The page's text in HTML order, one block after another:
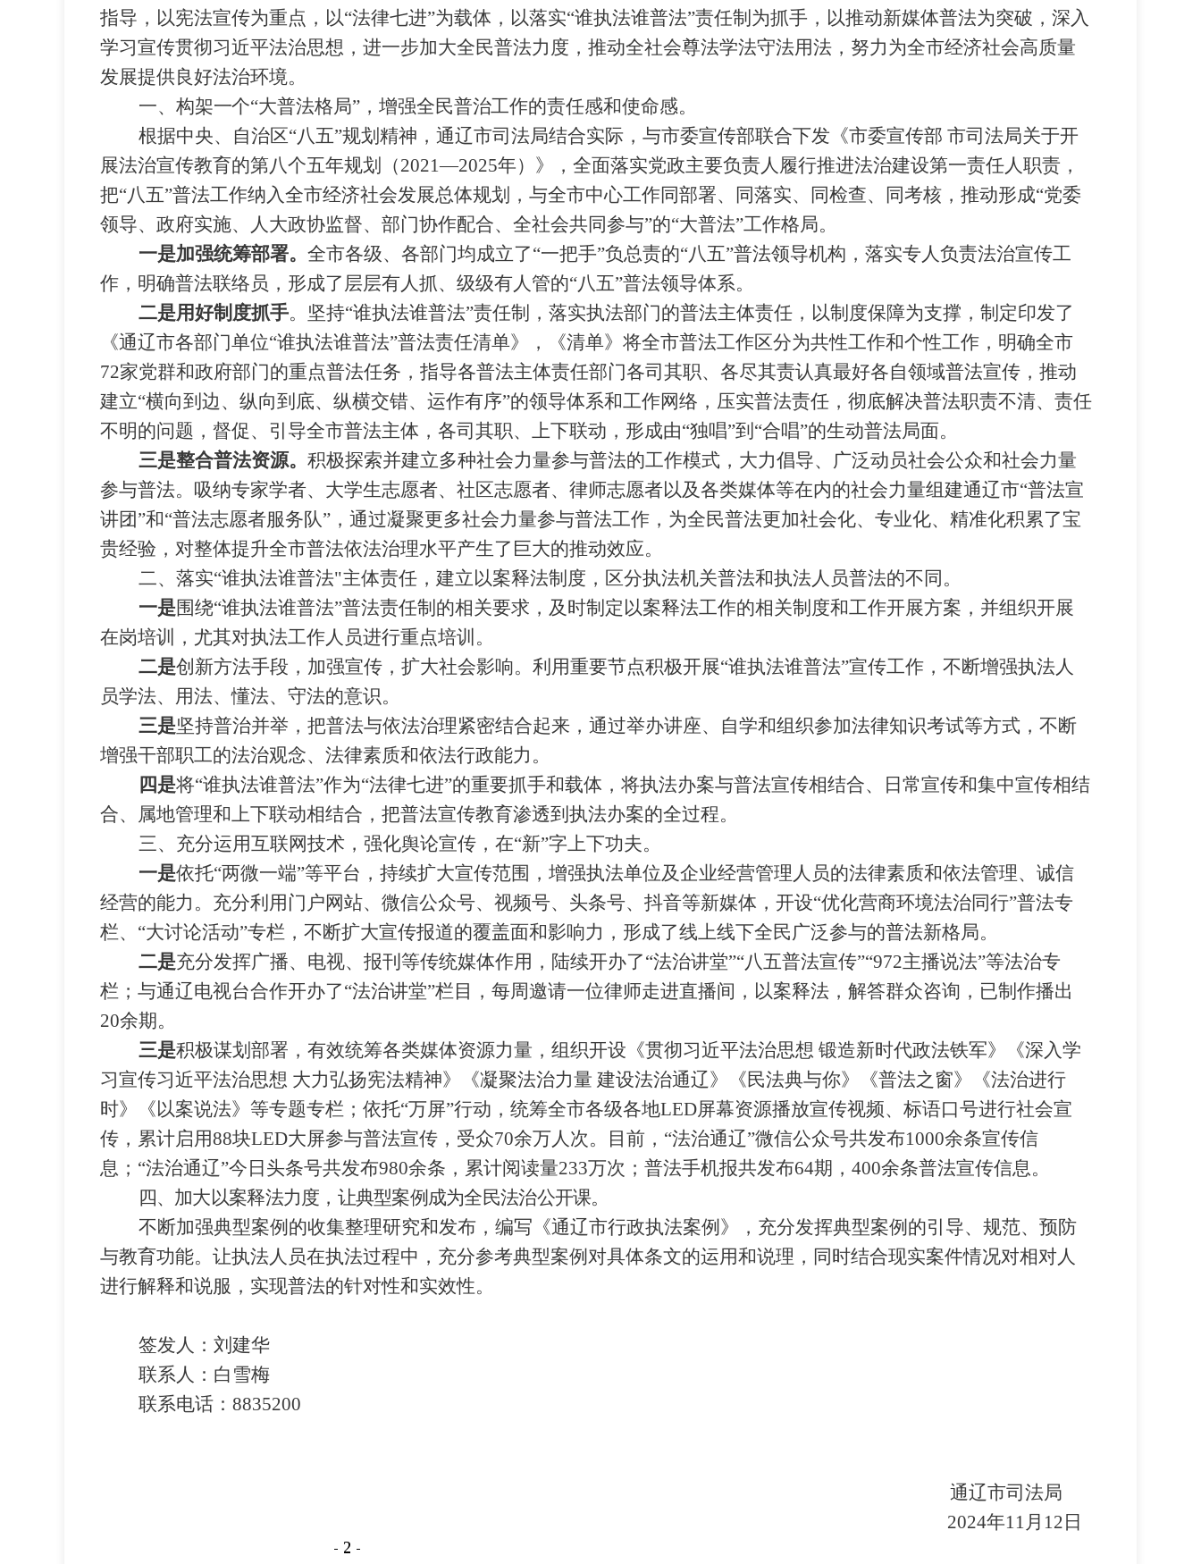
指导，以宪法宣传为重点，以“法律七进”为载体，以落实“谁执法谁普法”责任制为抓手，以推动新媒体普法为突破，深入
学习宣传贯彻习近平法治思想，进一步加大全民普法力度，推动全社会尊法学法守法用法，努力为全市经济社会高质量
发展提供良好法治环境。
一、 构架一个“大普法格局”，增强全民普治工作的责任感和使命感。
根据中央、自治区“八五”规划精神，通辽市司法局结合实际，与市委宣传部联合下发《市委宣传部 市司法局关于开
展法治宣传教育的第八个五年规划（2021—2025年）》，全面落实党政主要负责人履行推进法治建设第一责任人职责，
把“八五”普法工作纳入全市经济社会发展总体规划，与全市中心工作同部署、同落实、同检查、同考核，推动形成“党委
领导、政府实施、人大政协监督、部门协作配合、全社会共同参与”的“大普法”工作格局。
一是加强统筹部署。 全市各级、各部门均成立了“一把手”负总责的“八五”普法领导机构，落实专人负责法治宣传工
作，明确普法联络员，形成了层层有人抓、级级有人管的“八五”普法领导体系。
二是用好制度抓手。坚持“谁执法谁普法”责任制，落实执法部门的普法主体责任，以制度保障为支撑，制定印发了
《通辽市各部门单位“谁执法谁普法”普法责任清单》，《清单》将全市普法工作区分为共性工作和个性工作，明确全市
72家党群和政府部门的重点普法任务，指导各普法主体责任部门各司其职、各尽其责认真最好各自领域普法宣传，推动
建立“横向到边、纵向到底、纵横交错、运作有序”的领导体系和工作网络，压实普法责任，彻底解决普法职责不清、责任
不明的问题，督促、引导全市普法主体，各司其职、上下联动，形成由“独唱”到 “合唱”的生动普法局面。
三是整合普法资源。 积极探索并建立多种社会力量参与普法的工作模式，大力倡导、广泛动员社会公众和社会力量
参与普法。吸纳专家学者、大学生志愿者、社区志愿者、律师志愿者以及各类媒体等在内的社会力量组建通辽市“普法宣
讲团”和“普法志愿者服务队” ，通过凝聚更多社会力量参与普法工作，为全民普法更加社会化、专业化、精准化积累了宝
贵经验，对整体提升全市普法依法治理水平产生了巨大的推动效应。
二、落实“谁执法谁普法"主体责任，建立以案释法制度，区分执法机关普法和执法人员普法的不同。
一是围绕“谁执法谁普法”普法责任制的相关要求，及时制定以案释法工作的相关制度和工作开展方案，并组织开展
在岗培训，尤其对执法工作人员进行重点培训。
二是创新方法手段，加强宣传，扩大社会影响。利用重要节点积极开展“谁执法谁普法”宣传工作，不断增强执法人
员学法、用法、懂法、守法的意识。
三是坚持普治并举，把普法与依法治理紧密结合起来，通过举办讲座、自学和组织参加法律知识考试等方式，不断
增强干部职工的法治观念、法律素质和依法行政能力。
四是将“谁执法谁普法”作为“法律七进”的重要抓手和载体，将执法办案与普法宣传相结合、日常宣传和集中宣传相结
合、属地管理和上下联动相结合，把普法宣传教育渗透到执法办案的全过程。
三、充分运用互联网技术，强化舆论宣传，在“新”字上下功夫。
一是依托“两微一端”等平台，持续扩大宣传范围，增强执法单位及企业经营管理人员的法律素质和依法管理、诚信
经营的能力。充分利用门户网站、微信公众号、视频号、头条号、抖音等新媒体，开设“优化营商环境法治同行”普法专
栏、 “大讨论活动”专栏，不断扩大宣传报道的覆盖面和影响力，形成了线上线下全民广泛参与的普法新格局。
二是充分发挥广播、电视、报刊等传统媒体作用，陆续开办了“法治讲堂”“八五普法宣传”“972主播说法”等法治专
栏；与通辽电视台合作开办了“法治讲堂”栏目，每周邀请一位律师走进直播间，以案释法，解答群众咨询，已制作播出
20余期。
三是积极谋划部署，有效统筹各类媒体资源力量，组织开设《贯彻习近平法治思想 锻造新时代政法铁军》《深入学
习宣传习近平法治思想 大力弘扬宪法精神》《凝聚法治力量 建设法治通辽》《民法典与你》《普法之窗》《法治进行
时》《以案说法》等专题专栏；依托“万屏”行动，统筹全市各级各地LED屏幕资源播放宣传视频、标语口号进行社会宣
传，累计启用88块LED大屏参与普法宣传，受众70余万人次。目前， “法治通辽”微信公众号共发布1000余条宣传信
息； “法治通辽”今日头条号共发布980余条，累计阅读量233万次；普法手机报共发布64期， 400余条普法宣传信息。
四、 加大以案释法力度，让典型案例成为全民法治公开课。
不断加强典型案例的收集整理研究和发布，编写《通辽市行政执法案例》，充分发挥典型案例的引导、规范、预防
与教育功能。让执法人员在执法过程中，充分参考典型案例对具体条文的运用和说理，同时结合现实案件情况对相对人
进行解释和说服，实现普法的针对性和实效性。
签发人：刘建华
联系人：白雪梅
联系电话：8835200
通辽市司法局
2024年11月 12 日